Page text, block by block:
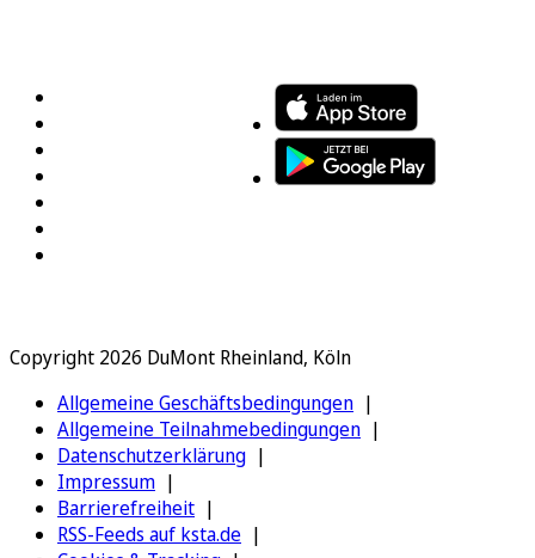
Copyright 2026 DuMont Rheinland, Köln
Allgemeine Geschäftsbedingungen
Allgemeine Teilnahmebedingungen
Datenschutzerklärung
Impressum
Barrierefreiheit
RSS-Feeds auf ksta.de